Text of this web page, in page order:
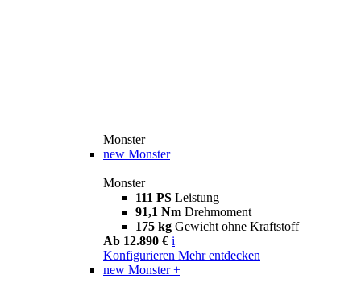
Monster
new Monster
Monster
111 PS Leistung
91,1 Nm Drehmoment
175 kg Gewicht ohne Kraftstoff
Ab 12.890 € i
Konfigurieren Mehr entdecken
new Monster +